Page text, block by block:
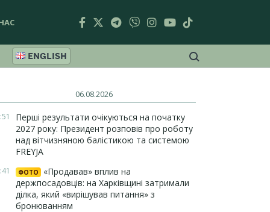
ENGLISH
06.08.2026
Перші результати очікуються на початку
2027 року: Президент розповів про роботу
над вітчизняною балістикою та системою
FREYJA
ФОТО
«Продавав» вплив на
держпосадовців: на Харківщині затримали
ділка, який «вирішував питання» з
бронюванням